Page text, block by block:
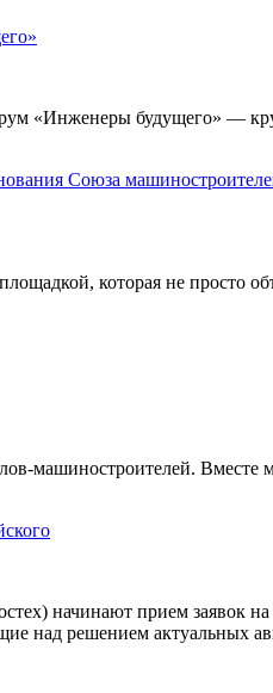
«Инженеры будущего» —
Союза
которая не просто
машиностроителей.
начинают прием заявок
над решением актуальных